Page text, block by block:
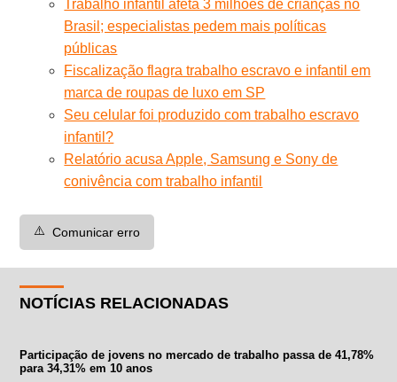
Trabalho infantil afeta 3 milhões de crianças no
Brasil; especialistas pedem mais políticas
públicas
Fiscalização flagra trabalho escravo e infantil em
marca de roupas de luxo em SP
Seu celular foi produzido com trabalho escravo
infantil?
Relatório acusa Apple, Samsung e Sony de
conivência com trabalho infantil
⚠️ Comunicar erro
NOTÍCIAS RELACIONADAS
Participação de jovens no mercado de trabalho passa de 41,78%
para 34,31% em 10 anos